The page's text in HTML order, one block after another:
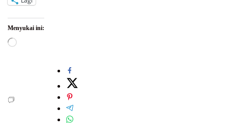
Menyukai ini:
Memuat...